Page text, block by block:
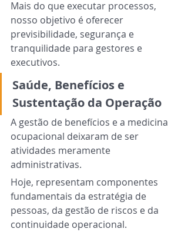
Mais do que executar processos,
nosso objetivo é oferecer
previsibilidade, segurança e
tranquilidade para gestores e
executivos.
Saúde, Benefícios e
Sustentação da Operação
A gestão de benefícios e a medicina
ocupacional deixaram de ser
atividades meramente
administrativas.
Hoje, representam componentes
fundamentais da estratégia de
pessoas, da gestão de riscos e da
continuidade operacional.